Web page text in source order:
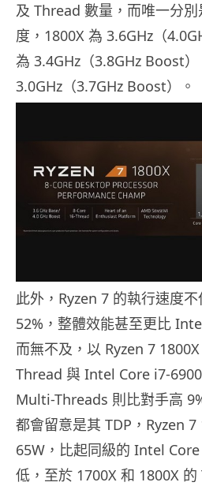
及 Thread 數量，而唯一分
度，1800X 為 3.6GHz（
為 3.4GHz（3.8GHz Boost
3.0GHz（3.7GHz Boost）。
此外，Ryzen 7 的執行速度
52%，整體效能甚至更比
而無不及，以 Ryzen 7
Thread 與 Intel Core i7-
Multi-Threads 則比對手高
都會留意是其 TDP，Ryzen
65W，比起同級的 Intel
低，至於 1700X 和 1800X 的